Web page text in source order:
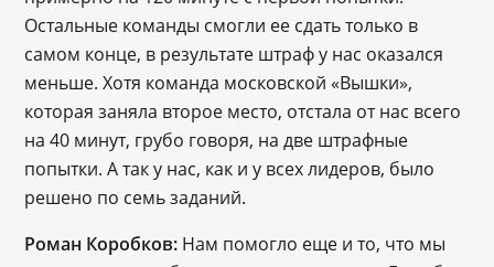
Остальные команды смогли ее сдать только в
самом конце, в результате штраф у нас оказался
меньше. Хотя команда московской «Вышки»,
которая заняла второе место, отстала от нас всего
на 40 минут, грубо говоря, на две штрафные
попытки. А так у нас, как и у всех лидеров, было
решено по семь заданий.
Роман Коробков: Нам помогло еще и то, что мы